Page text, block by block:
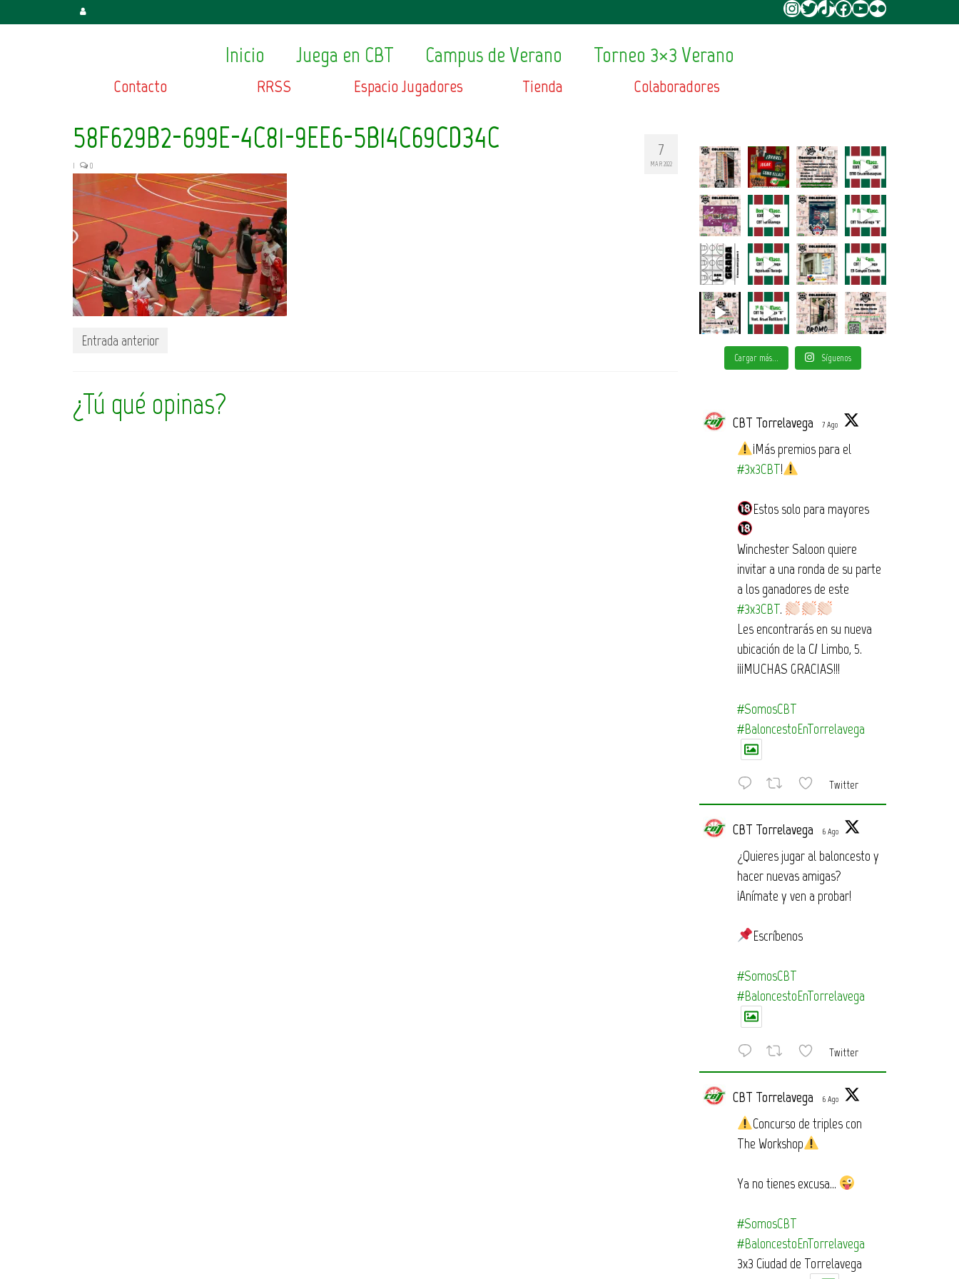
Instagram
Twitter
TikTokFacebook
YouTube
Flickr
Inicio Juega en CBT Campus de Verano Torneo 3×3 Verano
Contacto RRSS Espacio Jugadores Tienda Colaboradores
7
MAR 2022
58F629B2-699E-4C81-9EE6-5B14C69CD34C
| 0
Entrada anterior
¿Tú qué opinas?
Cargar más... Síguenos
CBT Torrelavega 7 Ago
¡Más premios para el
#3x3CBT!
Estos solo para mayores
Winchester Saloon quiere
invitar a una ronda de su parte
a los ganadores de este
#3x3CBT.
Les encontrarás en su nueva
ubicación de la C/ Limbo, 5.
¡¡¡MUCHAS GRACIAS!!!
#SomosCBT
#BaloncestoEnTorrelavega
Twitter
CBT Torrelavega 6 Ago
¿Quieres jugar al baloncesto y
hacer nuevas amigas?
¡Anímate y ven a probar!
Escríbenos
#SomosCBT
#BaloncestoEnTorrelavega
Twitter
CBT Torrelavega 6 Ago
Concurso de triples con
The Workshop
Ya no tienes excusa…
#SomosCBT
#BaloncestoEnTorrelavega
3x3 Ciudad de Torrelavega